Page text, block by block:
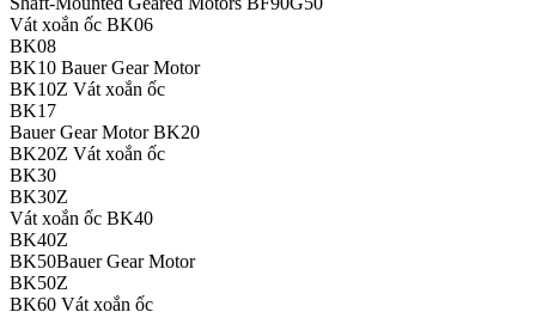
Vát xoắn ốc BK06
BK08
BK10 Bauer Gear Motor
BK10Z Vát xoắn ốc
BK17
Bauer Gear Motor BK20
BK20Z Vát xoắn ốc
BK30
BK30Z
Vát xoắn ốc BK40
BK40Z
BK50Bauer Gear Motor
BK50Z
BK60 Vát xoắn ốc